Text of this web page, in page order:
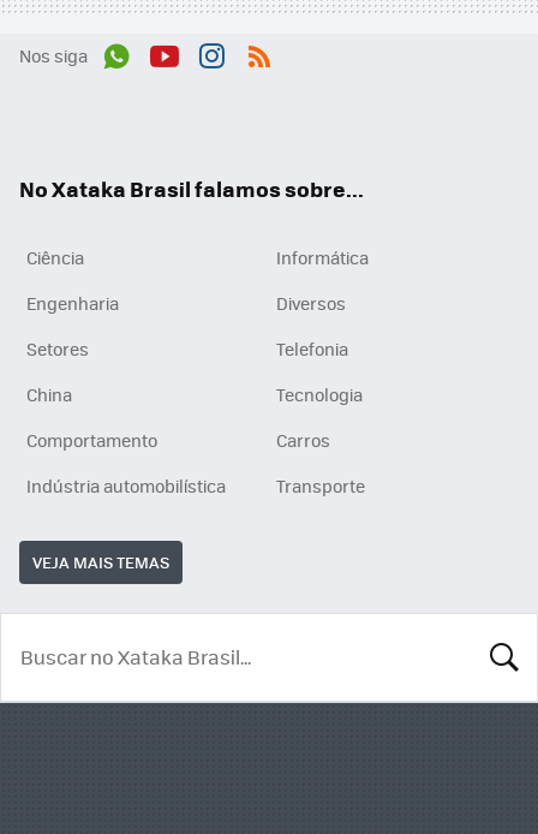
Nos siga
No Xataka Brasil falamos sobre...
Ciência
Informática
Engenharia
Diversos
Setores
Telefonia
China
Tecnologia
Comportamento
Carros
Indústria automobilística
Transporte
VEJA MAIS TEMAS